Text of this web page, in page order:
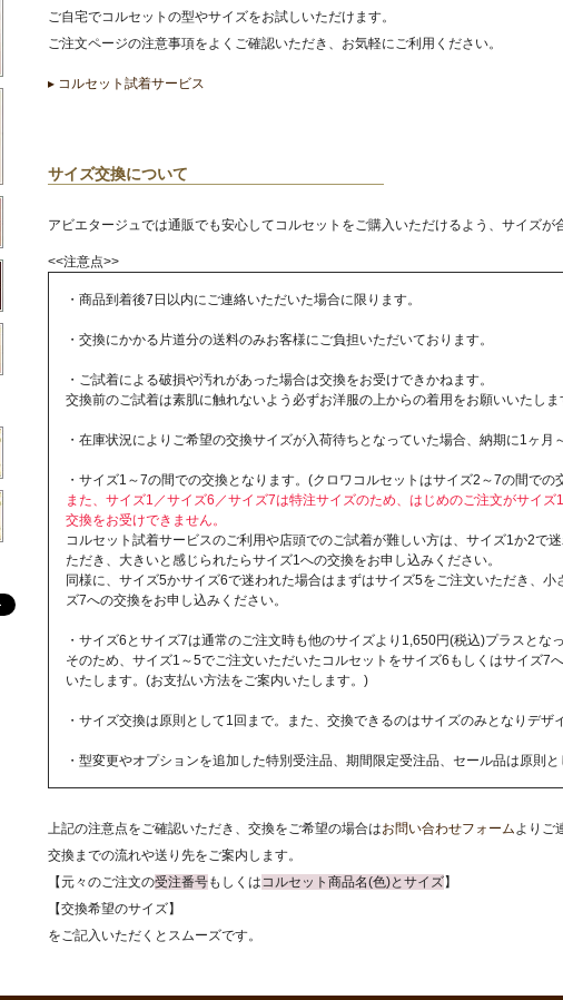
ご自宅でコルセットの型やサイズをお試しいただけます。
ご注文ページの注意事項をよくご確認いただき、お気軽にご利用ください。
▸ コルセット試着サービス
サイズ交換について
アビエタージュでは通販でも安心してコルセットをご購入いただけるよう、サイズが
<<注意点>>
・商品到着後7日以内にご連絡いただいた場合に限ります。
・交換にかかる片道分の送料のみお客様にご負担いただいております。
・ご試着による破損や汚れがあった場合は交換をお受けできかねます。
交換前のご試着は素肌に触れないよう必ずお洋服の上からの着用をお願いいたしま
・在庫状況によりご希望の交換サイズが入荷待ちとなっていた場合、納期に1ヶ月
・サイズ1～7の間での交換となります。(クロワコルセットはサイズ2～7の間での
また、サイズ1／サイズ6／サイズ7は特注サイズのため、はじめのご注文がサイ
交換をお受けできません。
コルセット試着サービスのご利用や店頭でのご試着が難しい方は、サイズ1か2で
ただき、大きいと感じられたらサイズ1への交換をお申し込みください。
同様に、サイズ5かサイズ6で迷われた場合はまずはサイズ5をご注文いただき、
ズ7への交換をお申し込みください。
・サイズ6とサイズ7は通常のご注文時も他のサイズより1,650円(税込)プラスとな
そのため、サイズ1～5でご注文いただいたコルセットをサイズ6もしくはサイズ7
いたします。(お支払い方法をご案内いたします。)
・サイズ交換は原則として1回まで。また、交換できるのはサイズのみとなりデザ
・型変更やオプションを追加した特別受注品、期間限定受注品、セール品は原則
上記の注意点をご確認いただき、交換をご希望の場合はお問い合わせフォームよりご
交換までの流れや送り先をご案内します。
【元々のご注文の受注番号もしくはコルセット商品名(色)とサイズ】
【交換希望のサイズ】
をご記入いただくとスムーズです。